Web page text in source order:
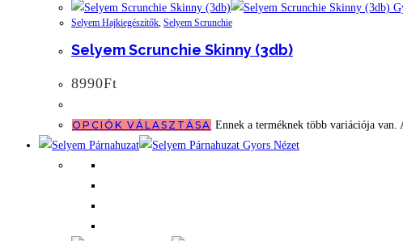
Selyem Hajkiegészítők Selyem Scrunchie
Selyem Scrunchie Skinny (3db)
8990Ft
OPCIÓK VÁLASZTÁSA Ennek a terméknek több variációja
Gyors Nézet